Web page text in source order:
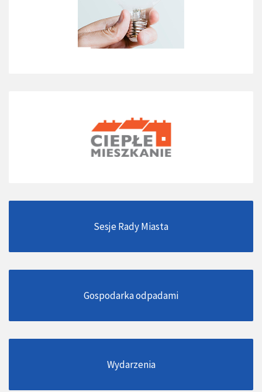
Sesje Rady Miasta
Gospodarka odpadami
Wydarzenia